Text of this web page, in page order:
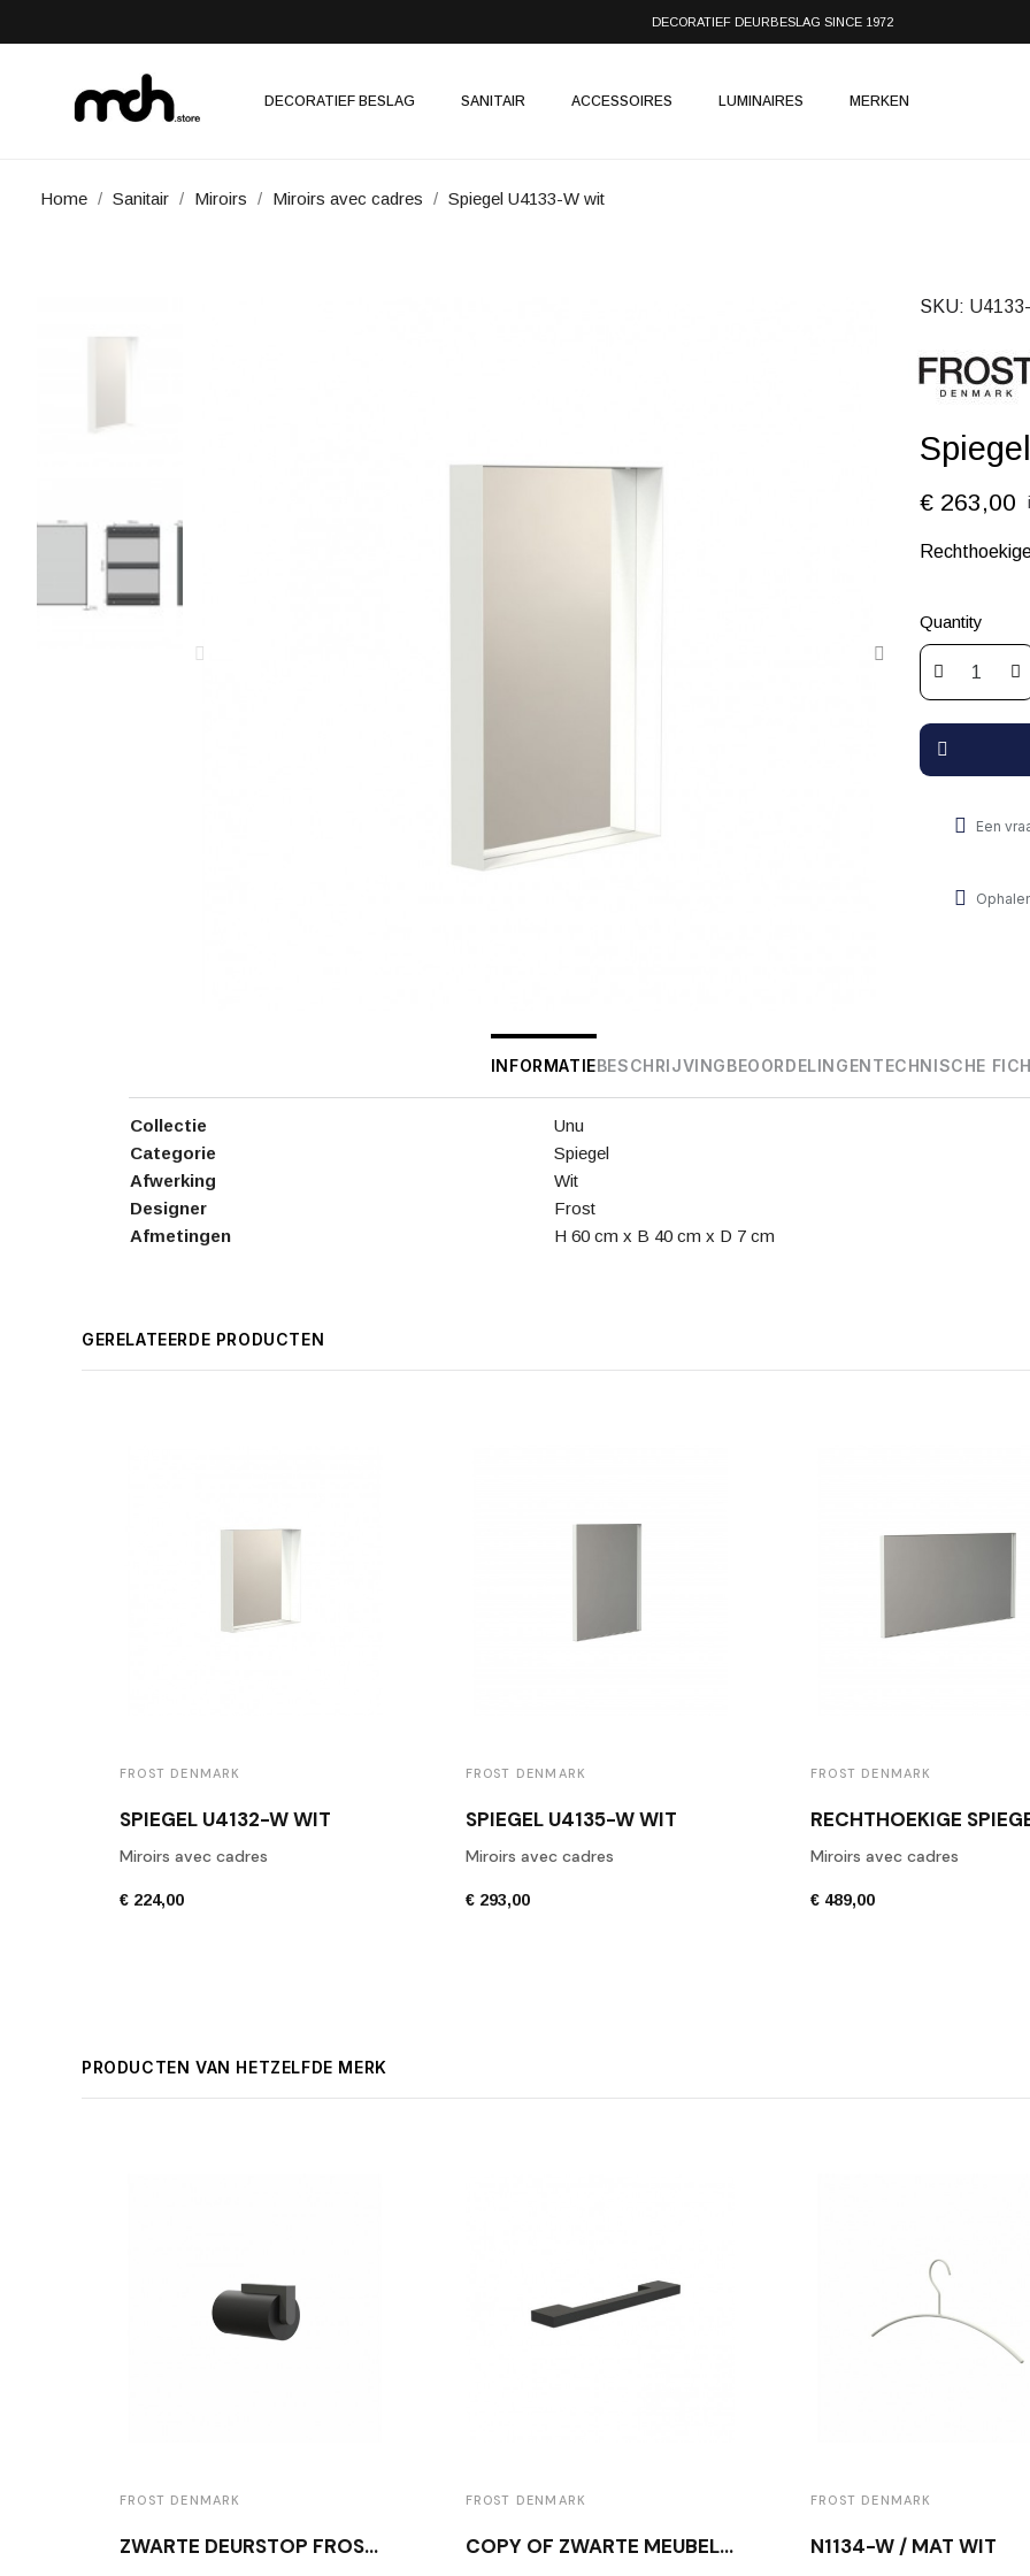
DECORATIEF DEURBESLAG SINCE 1972
DECORATIEF BESLAG SANITAIR ACCESSOIRES LUMINAIRES MERKEN
Home Sanitair Miroirs Miroirs avec cadres Spiegel U4133-W wit
SKU
€ 263,00
Quantity
Een
INFORMATIEBESCHRIJVINGBEOORDELINGENTECHNISCHE
Collectie
Unu
Categorie
Spiegel
Afwerking
Wit
Designer
Frost
Afmetingen
H 60 cm x B 40 cm x D 7 cm
GERELATEERDE PRODUCTEN
FROST DENMARK
SPIEGEL U4132-W WIT
Miroirs avec cadres
€ 224,00
FROST DENMARK
SPIEGEL U4135-W WIT
Miroirs avec cadres
€ 293,00
FROST DENMARK
Miroirs avec cadres
€ 489,00
PRODUCTEN VAN HETZELFDE MERK
FROST DENMARK
ZWARTE DEURSTOP FROST N1931B
FROST DENMARK
COPY OF ZWARTE MEUBELKNOP BERTRAM BEERBAUM BB26/160 ZWART
FROST DENMARK
N1134-W / MAT WIT